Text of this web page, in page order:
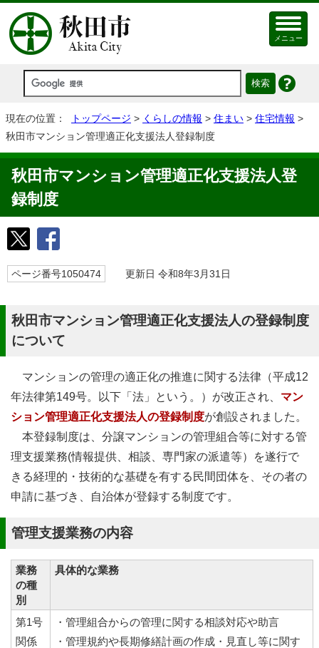
メニュー
現在の位置： トップページ > くらしの情報 > 住まい > 住宅情報 >
秋田市マンション管理適正化支援法人登録制度
秋田市マンション管理適正化支援法人登
録制度
ページ番号1050474 更新日 令和8年3月31日
秋田市マンション管理適正化支援法人の登録制度
について
マンションの管理の適正化の推進に関する法律（平成12
年法律第149号。以下「法」という。）が改正され、 マン
ション管理適正化支援法人の登録制度が創設されました。
本登録制度は、分譲マンションの管理組合等に対する管
理支援業務(情報提供、相談、専門家の派遣等）を遂行で
きる経理的・技術的な基礎を有する民間団体を、その者の
申請に基づき、自治体が登録する制度です。
管理支援業務の内容
業務
の種
別
具体的な業務
第1号
関係
・管理組合からの管理に関する相談対応や助言
・管理規約や長期修繕計画の作成・見直し等に関す